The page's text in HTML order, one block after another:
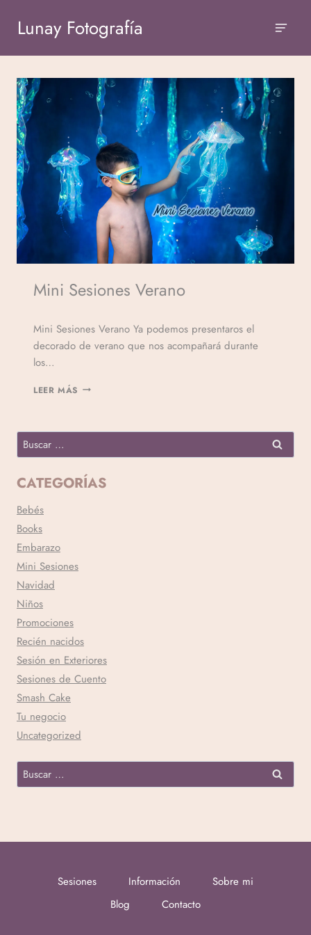
Lunay Fotografía
Mini Sesiones Verano
Veronicamulio
Mini Sesiones Verano Ya podemos presentaros el
decorado de verano que nos acompañará durante
los…
LEER MÁS
CATEGORÍAS
Bebés
Books
Embarazo
Mini Sesiones
Navidad
Niños
Promociones
Recién nacidos
Sesión en Exteriores
Sesiones de Cuento
Smash Cake
Tu negocio
Uncategorized
Sesiones Información
Sobre mi
Blog
Contacto